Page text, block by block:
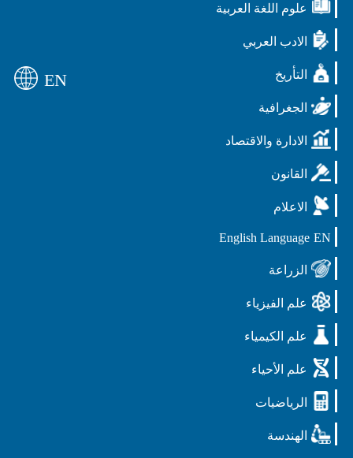
علوم اللغة العربية
الادب العربي
التأريخ
الجغرافية
الادارة والاقتصاد
القانون
الاعلام
EN
English Language
الزراعة
علم الفيزياء
علم الكيمياء
علم الأحياء
الرياضيات
الهندسة
EN